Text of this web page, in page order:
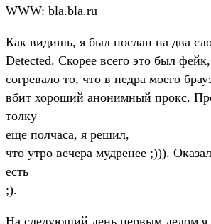
WWW: bla.bla.ru
Как видишь, я был послан на два
Detected. Скорее всего это был
согревало то, что в недра моего
вбит хороший анонимный прокс.
толку
еще полчаса, я решил,
что утро вечера мудренее ;))).
есть
;).
На следующий день первым делом я